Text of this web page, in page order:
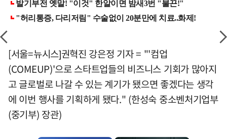
[서울=뉴시스]권혁진 강은정 기자 = "'컴업
(COMEUP)'으로 스타트업들의 비즈니스 기회가 많아지
고 글로벌로 나갈 수 있는 계기가 됐으면 좋겠다는 생각
에 이번 행사를 기획하게 됐다." (한성숙 중소벤처기업부
(중기부) 장관)